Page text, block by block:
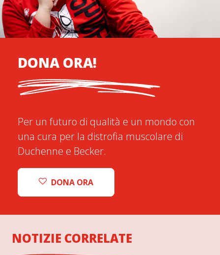
DONA ORA!
Per un futuro di qualità e un mondo con
una cura per la distrofia muscolare di
Duchenne e Becker.
DONA ORA
NOTIZIE CORRELATE